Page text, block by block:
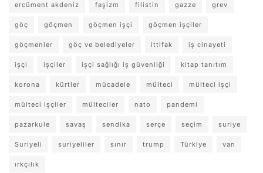
ercüment akdeniz faşizm filistin gazze grev
göç göçmen göçmen işçi göçmen işçiler
göçmenler göç ve belediyeler ittifak iş cinayeti
işçi işçiler işçi sağlığı iş güvenliği kitap tanıtım
korona kürtler mücadele mülteci mülteci işçi
mülteci işçiler mülteciler nato pandemi
pazarkule savaş sendika serçe seçim suriye
Suriyeli suriyeliler sınır trump Türkiye van
ırkçılık